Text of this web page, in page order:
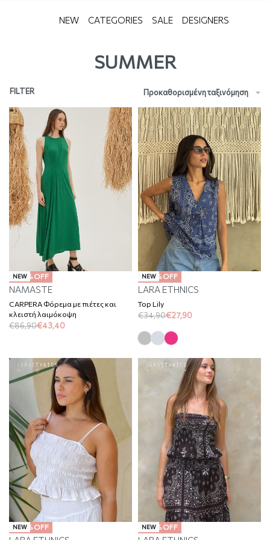
NEW CATEGORIES SALE DESIGNERS
SUMMER
Προκαθορισμένη ταξινόμηση
FILTER
NEW
-50% OFF
NAMASTE
CARPERA Φόρεμα με πιέτες και
κλειστή λαιμόκοψη
€86,90€43,40
NEW
-20% OFF
LARA ETHNICS
Top Lily
€34,90€27,90
NEW
-20% OFF NEW
-20% OFF